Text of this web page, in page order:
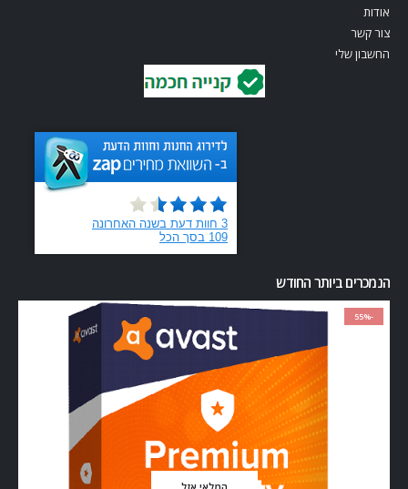
אודות
צור קשר
החשבון שלי
הנמכרים ביותר החודש
-55%
המלאי אזל